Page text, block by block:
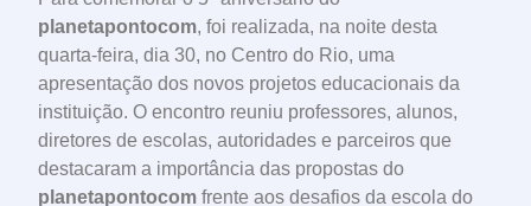
planetapontocom, foi realizada, na noite desta
quarta-feira, dia 30, no Centro do Rio, uma
apresentação dos novos projetos educacionais da
instituição. O encontro reuniu professores, alunos,
diretores de escolas, autoridades e parceiros que
destacaram a importância das propostas do
planetapontocom frente aos desafios da escola do